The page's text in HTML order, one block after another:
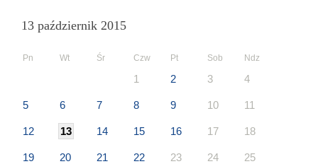
13 październik 2015
Pn Wt Śr Czw Pt Sob Ndz
1 2 3 4
5 6 7 8 9 10 11
12 13 14 15 16 17 18
19 20 21 22 23 24 25